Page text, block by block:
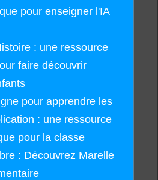
pour enseigner l'IA
: une ressource
faire découvrir
pour apprendre les
: une ressource
pour la classe
: Découvrez Marelle